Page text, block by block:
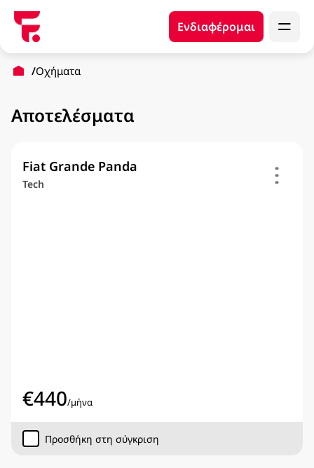
Ενδιαφέρομαι
Οχήματα
Αποτελέσματα
Fiat Grande Panda
Tech
€440/μήνα
Προσθήκη στη σύγκριση